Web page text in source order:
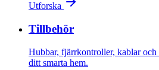
Utforska
Tillbehör
Hubbar, fjärrkontroller, kablar
ditt smarta hem.